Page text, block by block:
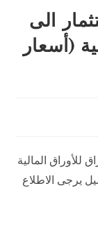
الى
(أسعار
للأوراق المالية
يرجى الاطلاع